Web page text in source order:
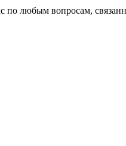
по любым вопросам,